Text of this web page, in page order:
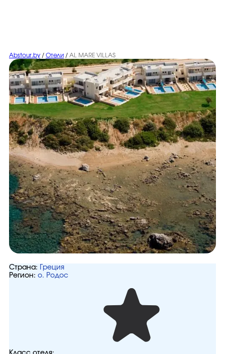
Abstour.by / Отели / AL MARE VILLAS
Страна:
Греция
Регион: о. Родос